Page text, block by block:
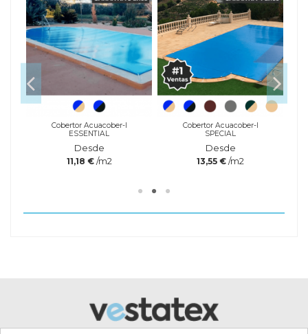
Cobertor Acuacober-I
ESSENTIAL
Desde
11,18 € /m2
Cobertor Acuacober-I
SPECIAL
Desde
13,55 € /m2